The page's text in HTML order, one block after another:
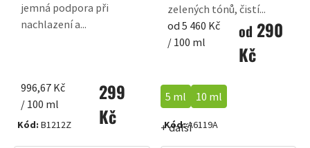
299
Kč
Měrná
cena:
996,67 Kč
/ 100 ml
jemná podpora při
nachlazení a...
Kód: B1212Z
od 290
Kč
Měrná
cena:
od 5 460 Kč
/ 100 ml
zelených tónů, čistí...
5 ml 10 ml
+ další
Kód:A6119A